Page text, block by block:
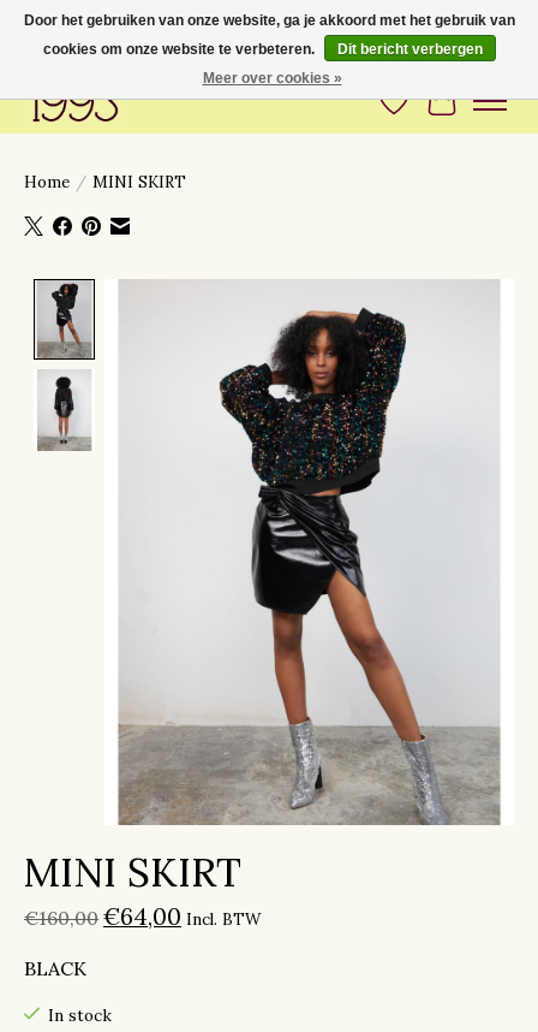
Love to have you around
Verlanglijst
Home / MINI SKIRT
MINI SKIRT
€160,00 €64,00 Incl. BTW
BLACK
In stock
Door het gebruiken van onze website, ga je akkoord met het gebruik van
cookies om onze website te verbeteren.
Dit bericht verbergen
Meer over cookies »